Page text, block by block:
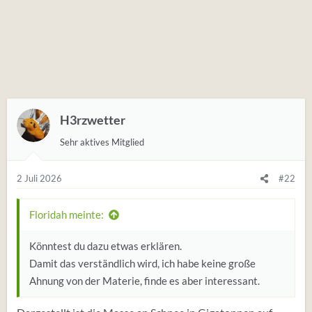
H3rzwetter
Sehr aktives Mitglied
2 Juli 2026 #22
Floridah meinte:
Könntest du dazu etwas erklären.
Damit das verständlich wird, ich habe keine große
Ahnung von der Materie, finde es aber interessant.